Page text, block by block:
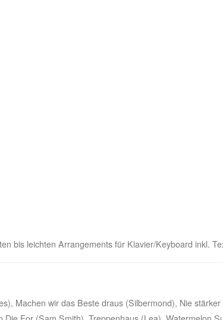
bis leichten Arrangements für Klavier/Keyboard inkl.
Machen wir das Beste draus (Silbermond), Nie